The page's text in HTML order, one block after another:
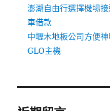
澎湖自由行選擇機場
車借款
中壢木地板公司方便
GLO主機